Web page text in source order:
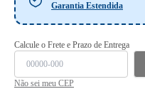
Garantia Estendida
Calcule o Frete e Prazo de Entrega
Não sei meu CEP